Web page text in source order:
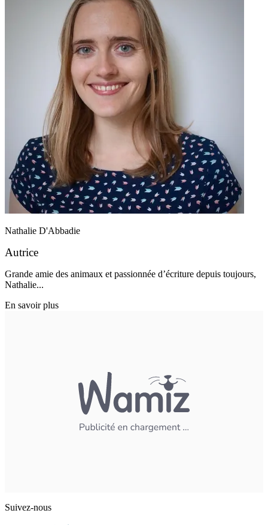
Nathalie D'Abbadie
Autrice
Grande amie des animaux et passionnée d’écriture depuis toujours,
Nathalie...
En savoir plus
Suivez-nous